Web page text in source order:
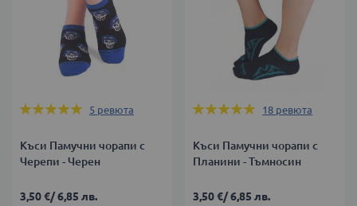
Оценка:
5 ревюта
Къси Памучни чорапи с
Черепи - Черен
3,50 €/6,85 лв.
Оценка:
18 ревюта
Къси Памучни чорапи с
Планини - Тъмносин
3,50 €/6,85 лв.